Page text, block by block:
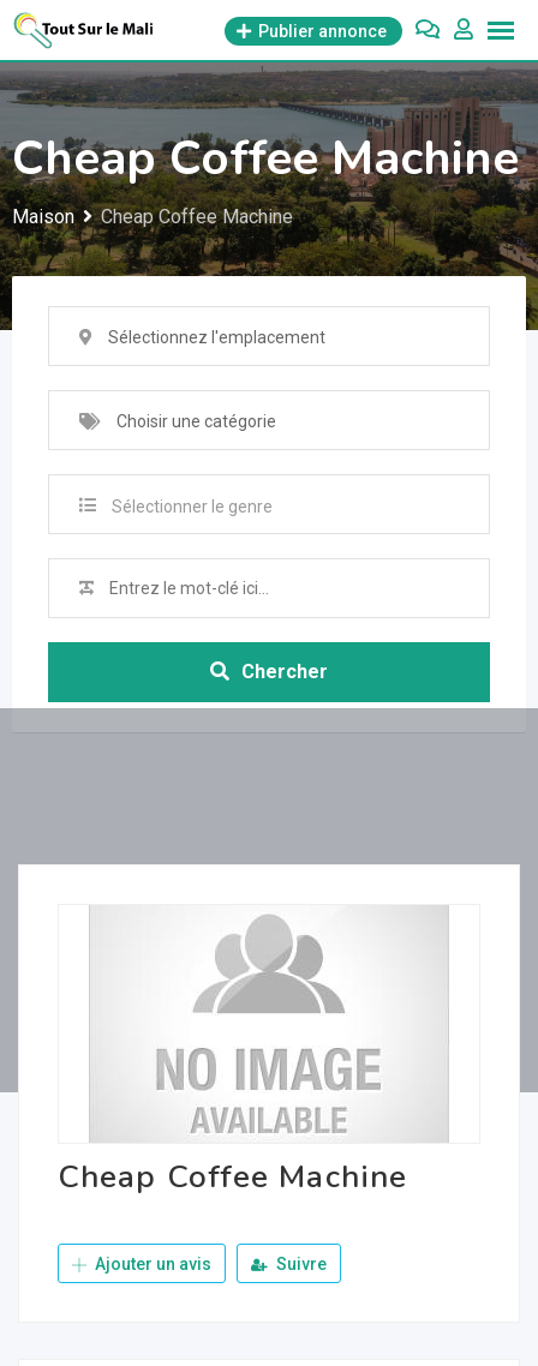
Aller
contenu
Publier annonce
Cheap Coffee Machine
Maison Cheap Coffee Machine
Sélectionnez l'emplacement
Choisir une catégorie
Sélectionner le genre
Chercher
Cheap Coffee Machine
Ajouter un avis Suivre